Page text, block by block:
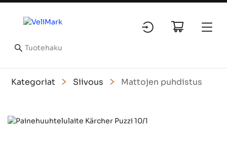
Kategoriat Siivous Mattojen puhdistus
Slide 1 of 1